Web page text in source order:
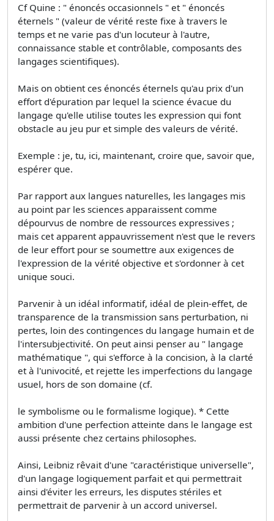
Cf Quine : " énoncés occasionnels " et " énoncés
éternels " (valeur de vérité reste fixe à travers le
temps et ne varie pas d'un locuteur à l'autre,
connaissance stable et contrôlable, composants des
langages scientifiques).
Mais on obtient ces énoncés éternels qu'au prix d'un
effort d'épuration par lequel la science évacue du
langage qu'elle utilise toutes les expression qui font
obstacle au jeu pur et simple des valeurs de vérité.
Exemple : je, tu, ici, maintenant, croire que, savoir que,
espérer que.
Par rapport aux langues naturelles, les langages mis
au point par les sciences apparaissent comme
dépourvus de nombre de ressources expressives ;
mais cet apparent appauvrissement n'est que le revers
de leur effort pour se soumettre aux exigences de
l'expression de la vérité objective et s'ordonner à cet
unique souci.
Parvenir à un idéal informatif, idéal de plein-effet, de
transparence de la transmission sans perturbation, ni
pertes, loin des contingences du langage humain et de
l'intersubjectivité. On peut ainsi penser au " langage
mathématique ", qui s'efforce à la concision, à la clarté
et à l'univocité, et rejette les imperfections du langage
usuel, hors de son domaine (cf.
le symbolisme ou le formalisme logique). * Cette
ambition d'une perfection atteinte dans le langage est
aussi présente chez certains philosophes.
Ainsi, Leibniz rêvait d'une "caractéristique universelle",
d'un langage logiquement parfait et qui permettrait
ainsi d'éviter les erreurs, les disputes stériles et
permettrait de parvenir à un accord universel.